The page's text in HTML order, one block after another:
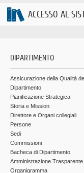
ACCESSO AL
DIPARTIMENTO
Assicurazione della Qualità
Dipartimento
Pianificazione Strategica
Storia e Mission
Direttore e Organi collegiali
Persone
Sedi
Commissioni
Bacheca di Dipartimento
Amministrazione Trasparente
Organigramma